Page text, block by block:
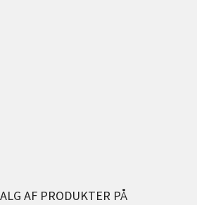
AF PRODUKTER PÅ